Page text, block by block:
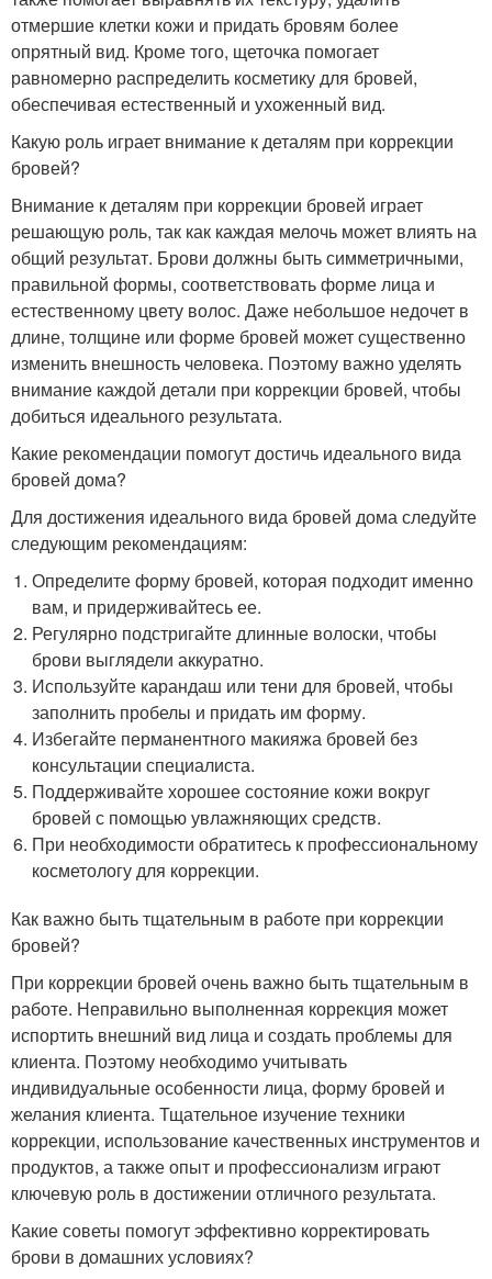
отмершие клетки кожи и придать бровям более
опрятный вид. Кроме того, щеточка помогает
равномерно распределить косметику для бровей,
обеспечивая естественный и ухоженный вид.
Какую роль играет внимание к деталям при коррекции
бровей?
Внимание к деталям при коррекции бровей играет
решающую роль, так как каждая мелочь может влиять на
общий результат. Брови должны быть симметричными,
правильной формы, соответствовать форме лица и
естественному цвету волос. Даже небольшое недочет в
длине, толщине или форме бровей может существенно
изменить внешность человека. Поэтому важно уделять
внимание каждой детали при коррекции бровей, чтобы
добиться идеального результата.
Какие рекомендации помогут достичь идеального вида
бровей дома?
Для достижения идеального вида бровей дома следуйте
следующим рекомендациям:
Определите форму бровей, которая подходит именно
вам, и придерживайтесь ее.
Регулярно подстригайте длинные волоски, чтобы
брови выглядели аккуратно.
Используйте карандаш или тени для бровей, чтобы
заполнить пробелы и придать им форму.
Избегайте перманентного макияжа бровей без
консультации специалиста.
Поддерживайте хорошее состояние кожи вокруг
бровей с помощью увлажняющих средств.
При необходимости обратитесь к профессиональному
косметологу для коррекции.
Как важно быть тщательным в работе при коррекции
бровей?
При коррекции бровей очень важно быть тщательным в
работе. Неправильно выполненная коррекция может
испортить внешний вид лица и создать проблемы для
клиента. Поэтому необходимо учитывать
индивидуальные особенности лица, форму бровей и
желания клиента. Тщательное изучение техники
коррекции, использование качественных инструментов и
продуктов, а также опыт и профессионализм играют
ключевую роль в достижении отличного результата.
Какие советы помогут эффективно корректировать
брови в домашних условиях?